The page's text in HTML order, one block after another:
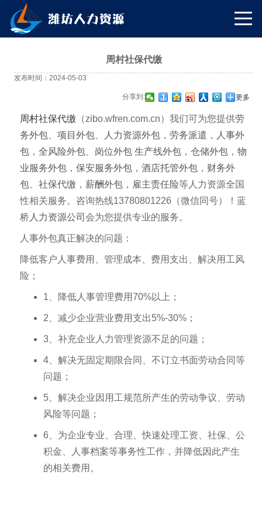
周村社保代缴
发布时间：2024-05-03
分享到: 更多
周村社保代缴 （zibo.wfren.com.cn）我们可为您提供劳
务外包
项目外包 人力资源外包 ， 劳务派遣 ，
人事外
包 ， 全风险外包 岗位外包 生产线外包 ， 仓储外包 ， 物
业服务外包 ， 保安服务外包 ， 酒店托管外包 ， 财务外
包
社保代缴 ， 薪酬外包 ， 雇主责任险等人力资源全国
性相关服务。咨询热线13780801226（微信同号）！蓝
桥 人力资源公司 会为您提供专业的服务。
人事外包真正解决的问题：
降低客户人事费用、管理成本、费用支出、解决用工风
险；
1、降低人事管理费用70%以上；
2、减少企业营业费用支出5%-30%；
3、补充企业人力管理资源不足的问题；
4、解决无固定期限合同、不订立书面劳动合同等
问题；
5、解决企业因用工规范所产生的劳动争议、劳动
风险等问题；
6、为企业专业、合理、快速处理工资、社保、公
积金、人事档案等事务性工作，并降低因此产生
的相关费用。